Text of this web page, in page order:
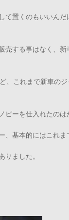
て置くのもいいん
売する事はなく、
、これまで新車の
ーを仕入れたのは
、基本的にはこれま
りました。